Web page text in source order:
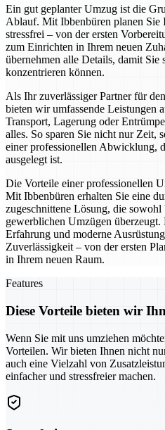
Ein gut geplanter Umzug ist die
Ablauf. Mit Ibbenbüren planen Sie
stressfrei – von der ersten
zum Einrichten in Ihrem neuen
übernehmen alle Details, damit Sie
konzentrieren können.
Als Ihr zuverlässiger Partner für
bieten wir umfassende Leistungen
Transport, Lagerung oder
alles. So sparen Sie nicht nur Zeit,
einer professionellen Abwicklung,
ausgelegt ist.
Die Vorteile einer professionellen
Mit Ibbenbüren erhalten Sie eine
zugeschnittene Lösung, die sowohl
gewerblichen Umzügen
Erfahrung und moderne
Zuverlässigkeit – von der ersten
in Ihrem neuen Raum.
Features
Diese Vorteile bieten wir
Wenn Sie mit uns umziehen
Vorteilen. Wir bieten Ihnen nicht
auch eine Vielzahl von
einfacher und stressfreier machen.